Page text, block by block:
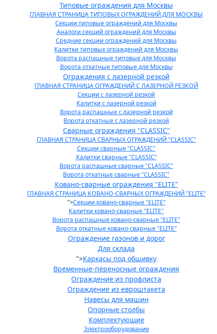
Типовые ограждения для Москвы
ГЛАВНАЯ СТРАНИЦА ТИПОВЫХ ОГРАЖДЕНИЙ ДЛЯ МОСКВЫ
Секции типовые ограждений для Москвы
Аналоги секций ограждений для Москвы
Средние секции ограждений для Москвы
Калитки типовых ограждений для Москвы
Ворота распашные типовые для Москвы
Ворота откатные типовые для Москвы
Ограждения с лазерной резкой
ГЛАВНАЯ СТРАНИЦА ОГРАЖДЕНИЙ С ЛАЗЕРНОЙ РЕЗКОЙ
Секции с лазерной резкой
Калитки с лазерной резкой
Ворота распашные с лазерной резкой
Ворота откатные с лазерной резкой
Сварные ограждения "CLASSIC"
ГЛАВНАЯ СТРАНИЦА СВАРНЫХ ОГРАЖДЕНИЙ "CLASSIC"
Секции сварные "CLASSIC"
Калитки сварные "CLASSIC"
Ворота распашные сварные "CLASSIC"
Ворота откатные сварные "CLASSIC"
Ковано-сварные ограждения "ELITE"
ГЛАВНАЯ СТРАНИЦА КОВАНО-СВАРНЫХ ОГРАЖДЕНИЙ "ELITE"
">Секции ковано-сварные "ELITE"
Калитки ковано-сварные "ELITE"
Ворота распашные ковано-сварные "ELITE"
Ворота откатные ковано-сварные "ELITE"
Ограждение газонов и дорог
Для склада
">Каркасы под обшивку
Временные-переносные ограждения
Ограждение из профлиста
Ограждение из евроштакета
Навесы для машин
Опорные столбы
Комплектующие
Электрооборудование